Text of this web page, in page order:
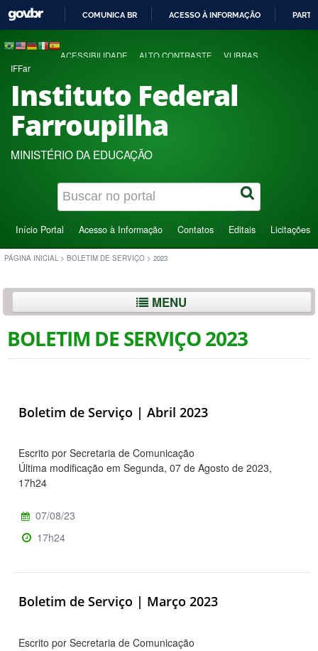
COMUNICA BR ACESSO À INFORMAÇÃO
ACESSIBILIDADE ALTO CONTRASTE VLIBRAS
IFFar
Instituto Federal
Farroupilha
MINISTÉRIO DA EDUCAÇÃO
Início Portal Acesso à Informação Contatos Editais Licitações
PÁGINA INICIAL > BOLETIM DE SERVIÇO > 2023
MENU
BOLETIM DE SERVIÇO 2023
Boletim de Serviço | Abril 2023
Escrito por Secretaria de Comunicação
Última modificação em Segunda, 07 de Agosto de 2023,
17h24
07/08/23
17h24
Boletim de Serviço | Março 2023
Escrito por Secretaria de Comunicação